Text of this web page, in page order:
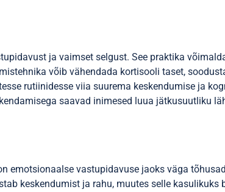
ja vaimset selgust. See praktika
võib vähendada kortisooli taset,
rutiinidesse viia suurema keskendumise ja
saavad inimesed luua jätkusuutliku
emotsionaalse vastupidavuse jaoks väga
keskendumist ja rahu, muutes selle kasulikuks